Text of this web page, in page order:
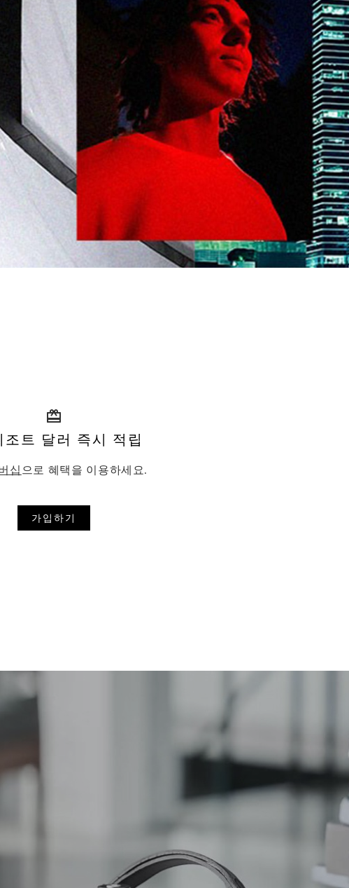
조트 달러 즉시 적립
십 으로 혜택을 이용하세요.
가입하기